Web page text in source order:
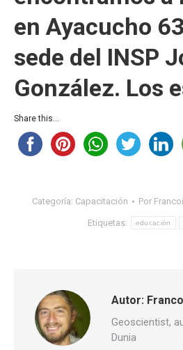
en Ayacucho
sede del INSP
González. Los
Share this...
Categoría: Capacitación Por
Etiquetas: educación
Autor:
Geoscientist,
Dunia